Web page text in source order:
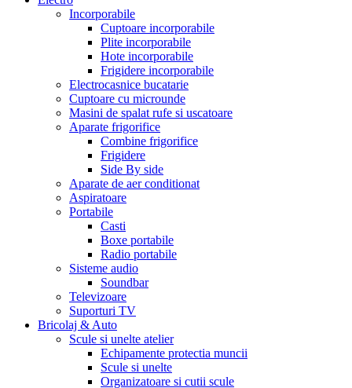
Incorporabile
Cuptoare incorporabile
Plite incorporabile
Hote incorporabile
Frigidere incorporabile
Electrocasnice bucatarie
Cuptoare cu microunde
Masini de spalat rufe si uscatoare
Aparate frigorifice
Combine frigorifice
Frigidere
Side By side
Aparate de aer conditionat
Aspiratoare
Portabile
Casti
Boxe portabile
Radio portabile
Sisteme audio
Soundbar
Televizoare
Suporturi TV
Bricolaj & Auto
Scule si unelte atelier
Echipamente protectia muncii
Scule si unelte
Organizatoare si cutii scule